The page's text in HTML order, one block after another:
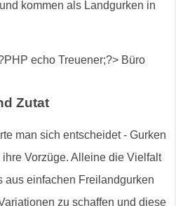
kommen als Landgurken in
Zutat
man sich entscheidet - Gurken
Vorzüge. Alleine die Vielfalt
aus einfachen Freilandgurken
zu schaffen und diese